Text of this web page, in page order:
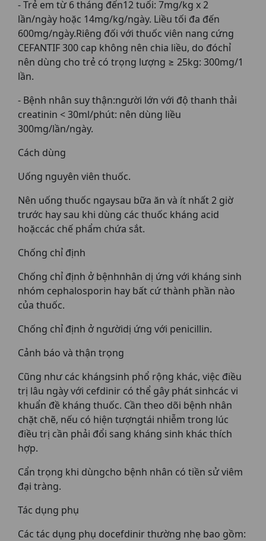
- Trẻ em từ 6 tháng đến12 tuổi: 7mg/kg x 2
lần/ngày hoặc 14mg/kg/ngày. Liều tối đa đến
600mg/ngày.Riêng đối với thuốc viên nang cứng
CEFANTIF 300 cap không nên chia liều, do đóchỉ
nên dùng cho trẻ có trọng lượng ≥ 25kg: 300mg/1
lần.
- Bệnh nhân suy thận:người lớn với độ thanh thải
creatinin < 30ml/phút: nên dùng liều
300mg/lần/ngày.
Cách dùng
Uống nguyên viên thuốc.
Nên uống thuốc ngaysau bữa ăn và ít nhất 2 giờ
trước hay sau khi dùng các thuốc kháng acid
hoặccác chế phẩm chứa sắt.
Chống chỉ định
Chống chỉ định ở bệnhnhân dị ứng với kháng sinh
nhóm cephalosporin hay bất cứ thành phần nào
của thuốc.
Chống chỉ định ở ngườidị ứng với penicillin.
Cảnh báo và thận trọng
Cũng như các khángsinh phổ rộng khác, việc điều
trị lâu ngày với cefdinir có thể gây phát sinhcác vi
khuẩn đề kháng thuốc. Cần theo dõi bệnh nhân
chặt chẽ, nếu có hiện tượngtái nhiễm trong lúc
điều trị cần phải đổi sang kháng sinh khác thích
hợp.
Cẩn trọng khi dùngcho bệnh nhân có tiền sử viêm
đại tràng.
Tác dụng phụ
Các tác dụng phụ docefdinir thường nhẹ bao gồm: